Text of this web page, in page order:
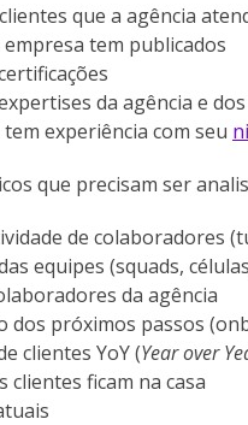
que a agência
empresa tem publicados
da agência e
experiência com seu
que precisam ser
de colaboradores
equipes (squads,
da agência
dos próximos passos
clientes YoY (Year over
clientes ficam na casa